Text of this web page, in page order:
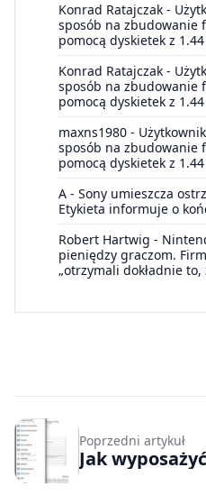
Konrad Ratajczak -
sposób na zbudowanie
pomocą dyskietek z
Konrad Ratajczak -
sposób na zbudowanie
pomocą dyskietek z
maxns1980 -
sposób na zbudowanie
pomocą dyskietek z
A - Sony umieszcza
Etykieta informuje o
Robert Hartwig -
pieniędzy graczom.
„otrzymali dokładnie to,
Poprzedni artykuł
Jak